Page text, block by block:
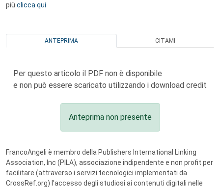
più clicca qui
ANTEPRIMA CITAMI
Per questo articolo il PDF non è disponibile
e non può essere scaricato utilizzando i download credit
Anteprima non presente
FrancoAngeli è membro della Publishers International Linking
Association, Inc (PILA), associazione indipendente e non profit per
facilitare (attraverso i servizi tecnologici implementati da
CrossRef.org) l’accesso degli studiosi ai contenuti digitali nelle